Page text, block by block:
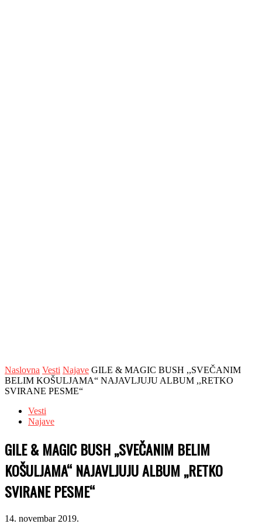
Naslovna Vesti Najave GILE & MAGIC BUSH ,,SVEČANIM
BELIM KOŠULJAMA“ NAJAVLJUJU ALBUM ,,RETKO
SVIRANE PESME“
Vesti
Najave
GILE & MAGIC BUSH ,,SVEČANIM BELIM
KOŠULJAMA“ NAJAVLJUJU ALBUM ,,RETKO
SVIRANE PESME“
14. novembar 2019.